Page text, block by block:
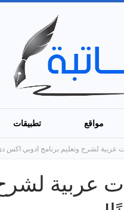
مواقع تطبيقات
5 دورات عربية